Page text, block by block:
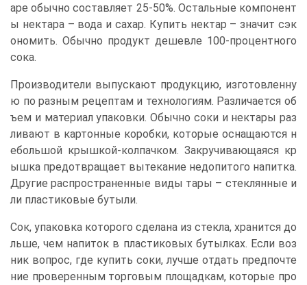
аре обычно составляет 25-50%. Остальные компонент
ы нектара – вода и сахар. Купить нектар – значит сэк
ономить. Обычно продукт дешевле 100-процентного
сока.
Производители выпускают продукцию, изготовленну
ю по разным рецептам и технологиям. Различается об
ъем и материал упаковки. Обычно соки и нектары раз
ливают в картонные коробки, которые оснащаются н
ебольшой крышкой-колпачком. Закручивающаяся кр
ышка предотвращает вытекание недопитого напитка.
Другие распространенные виды тары – стеклянные и
ли пластиковые бутыли.
Сок, упаковка которого сделана из стекла, хранится до
льше, чем напиток в пластиковых бутылках. Если воз
ник вопрос, где купить соки, лучше отдать предпочте
ние проверенным торговым площадкам, которые про